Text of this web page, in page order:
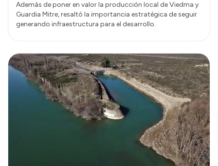
Además de poner en valor la producción local de Viedma y
Guardia Mitre, resaltó la importancia estratégica de seguir
generando infraestructura para el desarrollo.